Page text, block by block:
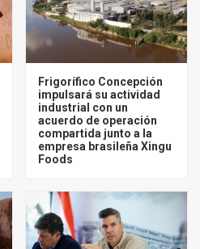
Frigorífico Concepción
impulsará su actividad
industrial con un
acuerdo de operación
compartida junto a la
empresa brasileña Xingu
Foods